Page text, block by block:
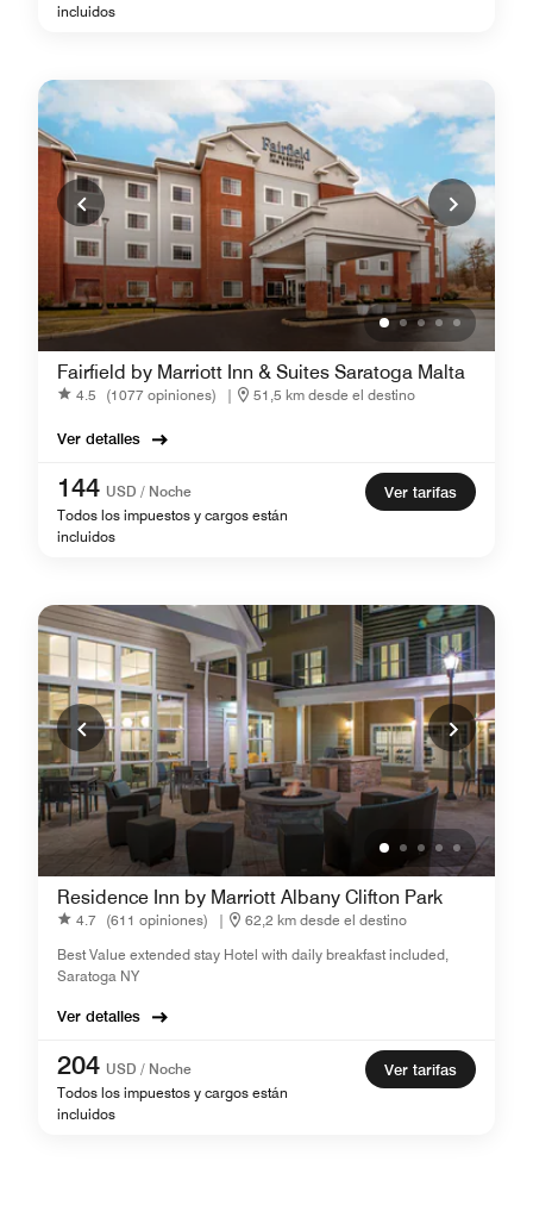
incluidos
Fairfield by Marriott Inn & Suites Saratoga Malta
4.5 (1077 opiniones) | 51,5 km desde el destino
Ver detalles
144 USD / Noche
Todos los impuestos y cargos están
incluidos
Ver tarifas
Residence Inn by Marriott Albany Clifton Park
4.7 (611 opiniones) |
62,2 km desde el destino
Best Value extended stay Hotel with daily breakfast included,
Saratoga NY
Ver detalles
204 USD / Noche
Todos los impuestos y cargos están
incluidos
Ver tarifas